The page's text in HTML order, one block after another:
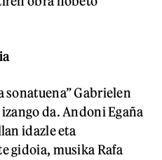
Gabrielen
da. Andoni Egaña
idazle eta
gidoia, musika Rafa